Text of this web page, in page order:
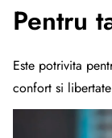
Pentru
Este potrivita
confort si